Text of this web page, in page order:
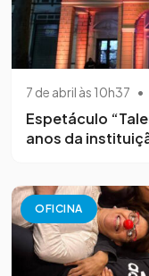
7 de abril às 10h37 •
Espetáculo
anos da
OFICINA